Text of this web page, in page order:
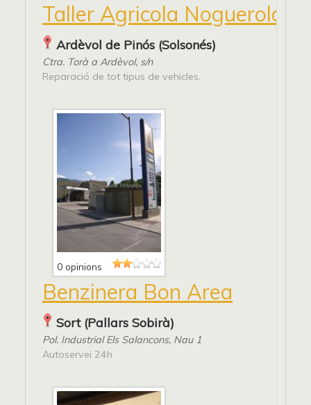
Taller Agricola Noguerola
Ardèvol de Pinós (Solsonés)
Ctra. Torà a Ardèvol, s/n
Reparació de tot tipus de vehicles.
0 opinions
Benzinera Bon Area
Sort (Pallars Sobirà)
Pol. Industrial Els Salancons, Nau 1
Autoservei 24h